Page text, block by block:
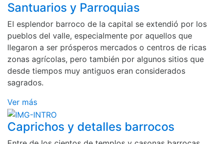
Santuarios y Parroquias
El esplendor barroco de la capital se extendió por los
pueblos del valle, especialmente por aquellos que
llegaron a ser prósperos mercados o centros de ricas
zonas agrícolas, pero también por algunos sitios que
desde tiempos muy antiguos eran considerados
sagrados.
Ver más
Caprichos y detalles barrocos